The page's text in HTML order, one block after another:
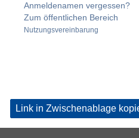
Anmeldenamen vergessen?
Zum öffentlichen Bereich
Nutzungsvereinbarung
Link in Zwischenablage